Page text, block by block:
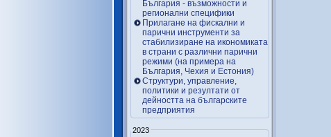
България - възможности и
регионални специфики
Прилагане на фискални и
парични инструменти за
стабилизиране на икономиката
в страни с различни парични
режими (на примера на
България, Чехия и Естония)
Структури, управление,
политики и резултати от
дейността на българските
предприятия
2023